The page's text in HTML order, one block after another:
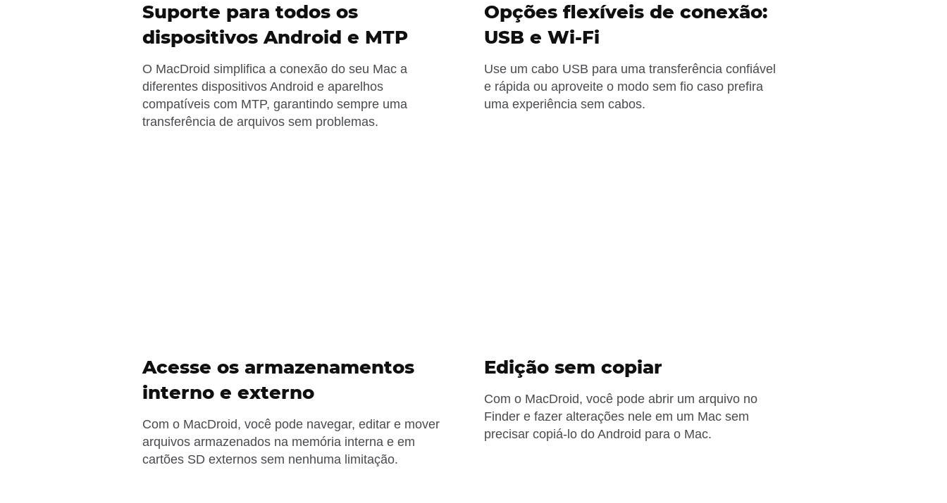
Suporte para todos os
dispositivos Android e MTP
O MacDroid simplifica a conexão do seu Mac a
diferentes dispositivos Android e aparelhos
compatíveis com MTP, garantindo sempre uma
transferência de arquivos sem problemas.
Opções flexíveis de conexão:
USB e Wi-Fi
Use um cabo USB para uma transferência confiável
e rápida ou aproveite o modo sem fio caso prefira
uma experiência sem cabos.
Acesse os armazenamentos
interno e externo
Com o MacDroid, você pode navegar, editar e mover
arquivos armazenados na memória interna e em
cartões SD externos sem nenhuma limitação.
Edição sem copiar
Com o MacDroid, você pode abrir um arquivo no
Finder e fazer alterações nele em um Mac sem
precisar copiá-lo do Android para o Mac.